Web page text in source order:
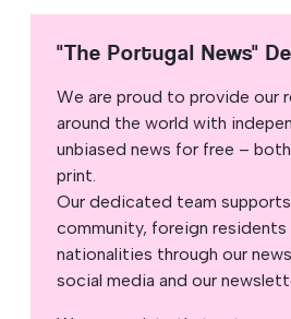
"The Portugal News"
We are proud to provide our
around the world with
unbiased news for free –
print.
Our dedicated team
community, foreign
nationalities through our
social media and our